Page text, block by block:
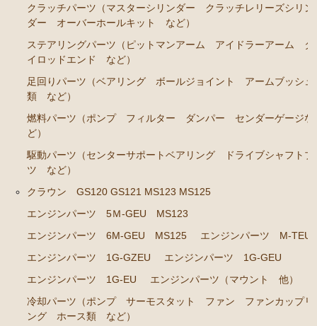
シャフトブーツ など）
エンジンパーツ 5Ｍ-GEU MS123
エンジンパーツ 6M-GEU MS125
エンジンパーツ 1G-GZEU
エンジンパーツ 1G-GEU
冷却パーツ（ポンプ サーモスタット ファン ファ
ト ホース など）
クラッチパーツ（マスターシリンダー クラッチレリ
クラッチパーツ（マスターシリンダー クラッチレリーズシリン
ダー オーバーホールキット など）
ステアリングパーツ（ピットマンアーム アイドラーアーム タ
イロッドエンド など）
足回りパーツ（ベアリング ボールジョイント アームブッシュ
類 など）
燃料パーツ（ポンプ フィルター ダンパー センダーゲージな
ど）
駆動パーツ（センターサポートベアリング ドライブシャフトブ
ツ など）
クラウン GS120 GS121 MS123 MS125
エンジンパーツ 5Ｍ-GEU MS123
エンジンパーツ 6M-GEU MS125
エンジンパーツ M-TEU
エンジンパーツ 1G-GZEU
エンジンパーツ 1G-GEU
エンジンパーツ 1G-EU
エンジンパーツ（マウント 他）
冷却パーツ（ポンプ サーモスタット ファン ファンカップリ
ング ホース類 など）